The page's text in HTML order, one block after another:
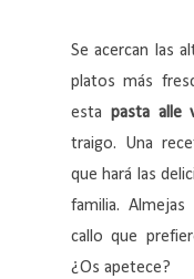
Se acercan las
platos más
esta pasta alle
traigo. Una
que hará las
familia.
callo que
¿Os apetece?